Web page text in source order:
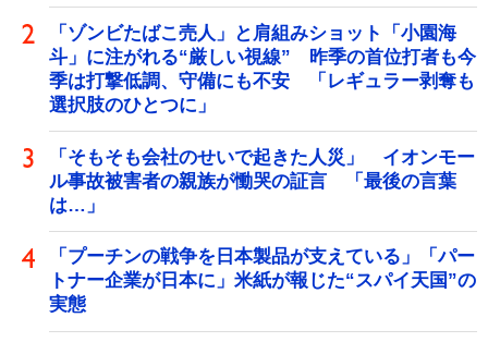
「ゾンビたばこ売人」と肩組みショット「小園海
斗」に注がれる“厳しい視線” 昨季の首位打者も今
季は打撃低調、守備にも不安 「レギュラー剥奪も
選択肢のひとつに」
「そもそも会社のせいで起きた人災」 イオンモー
ル事故被害者の親族が慟哭の証言 「最後の言葉
は…」
「プーチンの戦争を日本製品が支えている」「パー
トナー企業が日本に」米紙が報じた“スパイ天国”の
実態